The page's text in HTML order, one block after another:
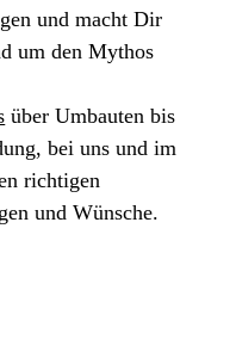
und macht Dir
um den Mythos
über Umbauten bis
bei uns und im
richtigen
und Wünsche.